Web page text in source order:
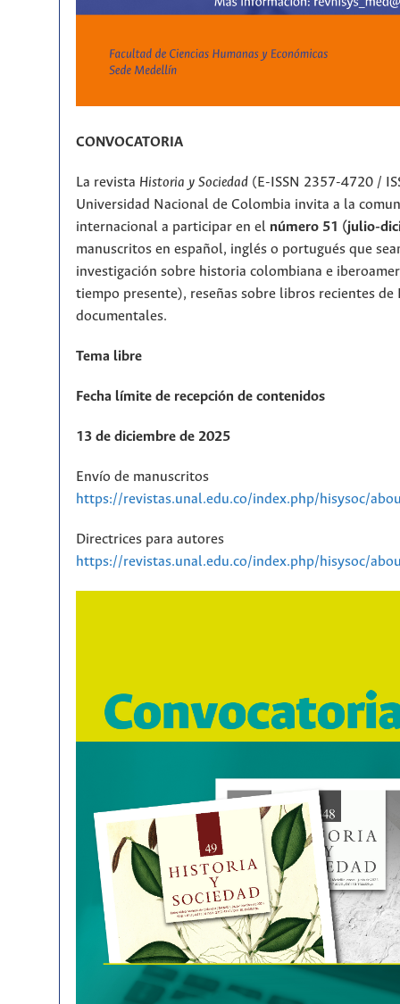
CONVOCATORIA
La revista Historia y Sociedad(E-ISSN 2357-4720 /
Universidad Nacional de Colombia invita a la
internacional a participar en el número 51 (julio-
manuscritos en español, inglés o portugués que
investigación sobre historia colombiana e
tiempo presente), reseñas sobre libros recientes
documentales.
Tema libre
Fecha límite de recepción de contenidos
13 de diciembre de 2025
Envío de manuscritos
https://revistas.unal.edu.co/index.php/hisysoc/
Directrices para autores
https://revistas.unal.edu.co/index.php/hisysoc/